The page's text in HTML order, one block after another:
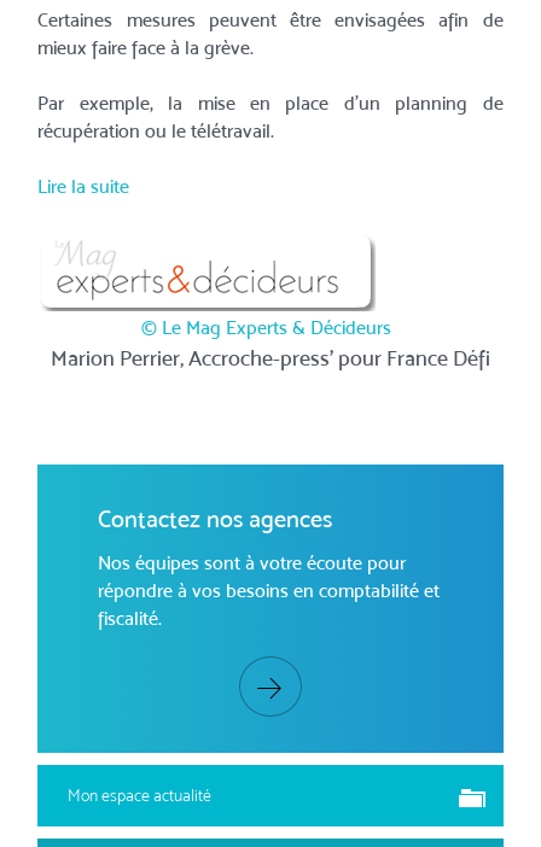
Certaines mesures peuvent être envisagées afin de
mieux faire face à la grève.
Par exemple, la mise en place d'un planning de
récupération ou le télétravail.
Lire la suite
© Le Mag Experts & Décideurs
Marion Perrier, Accroche-press’ pour France Défi
Contactez nos agences
Nos équipes sont à votre écoute pour
répondre à vos besoins en comptabilité et
fiscalité.
Mon espace actualité